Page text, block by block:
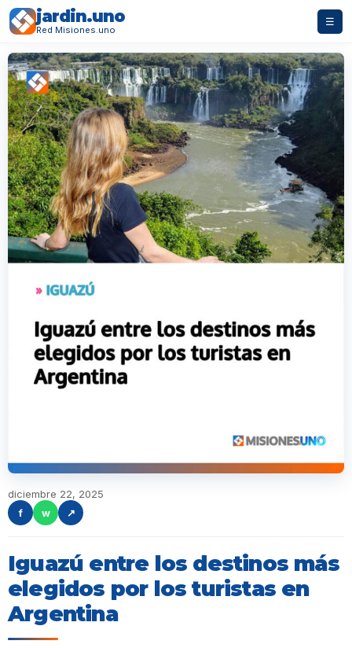
jardin.uno
Red Misiones.uno
☰
diciembre 22, 2025
f
w ↗
Iguazú entre los destinos más
elegidos por los turistas en
Argentina